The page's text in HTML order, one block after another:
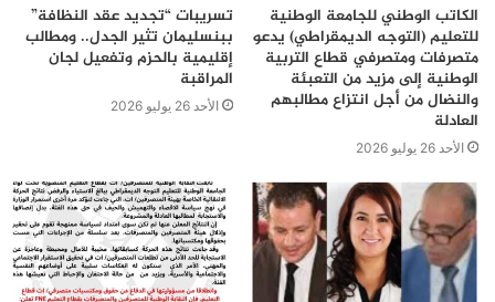
الكاتب الوطني للجامعة الوطنية
للتعليم (التوجه الديمقراطي) يدعو
متصرفات ومتصرفي قطاع التربية
الوطنية إلى مزيد من التعبئة
والنضال من أجل انتزاع مطالبهم
العادلة
الأحد 26 يوليو 2026
تسريبات “تجديد عقد النظافة”
ببنسليمان تثير الجدل.. ومطالب
إقليمية بالحزم وتفعيل لجان
المراقبة
الأحد 26 يوليو 2026